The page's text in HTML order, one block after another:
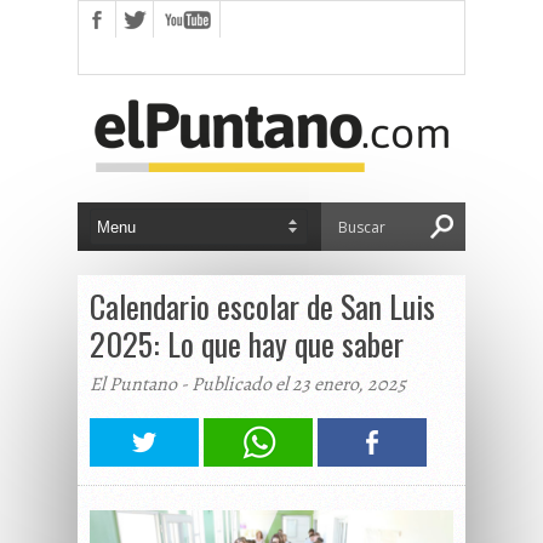
Calendario escolar de San Luis
2025: Lo que hay que saber
El Puntano - Publicado el 23 enero, 2025